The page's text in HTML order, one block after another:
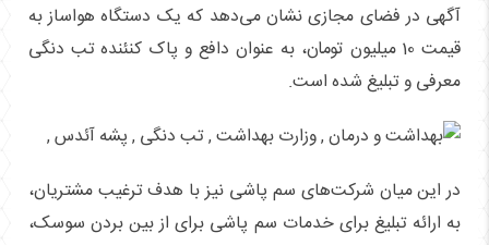
آگهی در فضای مجازی نشان می‌دهد که یک دستگاه هواساز به
قیمت 10 میلیون تومان، به عنوان دافع و پاک کنئنده تب دنگی
معرفی و تبلیغ شده است.
در این میان شرکت‌های سم پاشی نیز با هدف ترغیب مشتریان،
به ارائه تبلیغ برای خدمات سم پاشی برای از بین بردن سوسک،